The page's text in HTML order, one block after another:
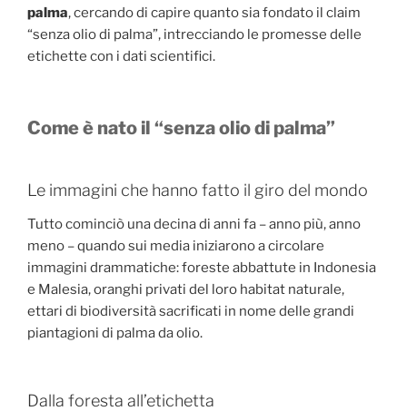
palma, cercando di capire quanto sia fondato il claim
“senza olio di palma”, intrecciando le promesse delle
etichette con i dati scientifici.
Come è nato il “senza olio di palma”
Le immagini che hanno fatto il giro del mondo
Tutto cominciò una decina di anni fa – anno più, anno
meno – quando sui media iniziarono a circolare
immagini drammatiche: foreste abbattute in Indonesia
e Malesia, oranghi privati del loro habitat naturale,
ettari di biodiversità sacrificati in nome delle grandi
piantagioni di palma da olio.
Dalla foresta all’etichetta